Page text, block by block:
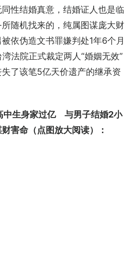
性结婚真意，结婚证人也是临
随机找来的，纯属图谋庞大财
依伪造文书罪嫌判处1年6个月
法院正式裁定两人“婚姻无效”
了该笔5亿天价遗产的继承资
中生身家过亿　与男子结婚2小
害命 （点图放大阅读）：